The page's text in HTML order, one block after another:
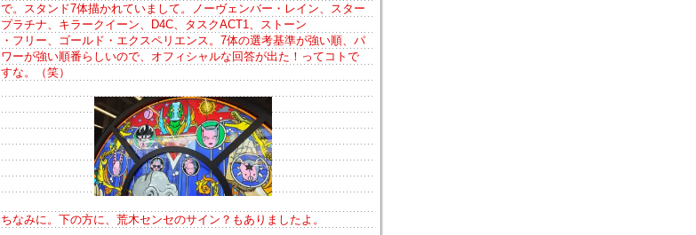
で。スタンド7体描かれていまして。ノーヴェンバー・レイン、スター
プラチナ、キラークイーン、D4C、タスクACT1、ストーン
・フリー、ゴールド・エクスペリエンス。7体の選考基準が強い順、パ
ワーが強い順番らしいので、オフィシャルな回答が出た！ってコトで
すな。（笑）
ちなみに。下の方に、荒木センセのサイン？もありましたよ。